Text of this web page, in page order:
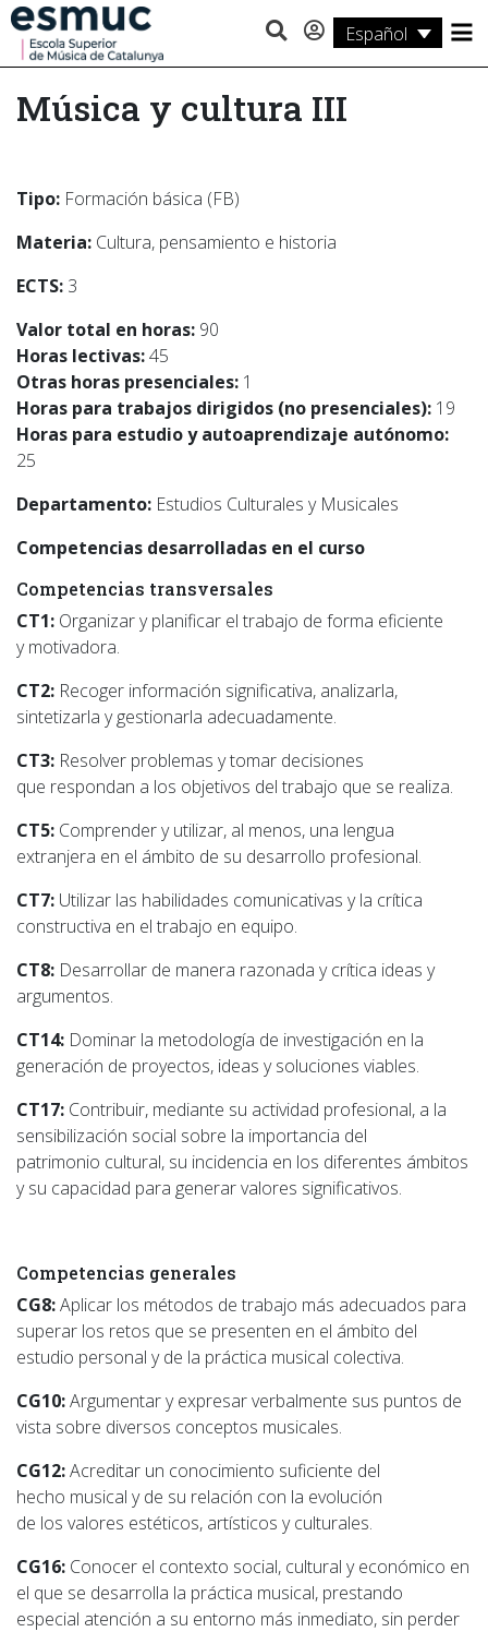
Español
Estudios
Investigación
Actividades
Música y cultura III
Tipo: Formación básica (FB)
Materia: Cultura, pensamiento e historia
ECTS: 3
Valor total en horas: 90
Horas lectivas:45
Otras horas presenciales: 1
Horas para trabajos dirigidos (no presenciales): 19
Horas para estudio y autoaprendizaje autónomo:
25
Departamento: Estudios Culturales y Musicales
Competencias desarrolladas en el curso
Competencias transversales
CT1: Organizar y planificar el trabajo de forma eficiente
y motivadora.
CT2: Recoger información significativa, analizarla,
sintetizarla y gestionarla adecuadamente.
CT3: Resolver problemas y tomar decisiones
que respondan a los objetivos del trabajo que se realiza.
CT5: Comprender y utilizar, al menos, una lengua
extranjera en el ámbito de su desarrollo profesional.
CT7: Utilizar las habilidades comunicativas y la crítica
constructiva en el trabajo en equipo.
CT8: Desarrollar de manera razonada y crítica ideas y
argumentos.
CT14: Dominar la metodología de investigación en la
generación de proyectos, ideas y soluciones viables.
CT17: Contribuir, mediante su actividad profesional, a la
sensibilización social sobre la importancia del
patrimonio cultural, su incidencia en los diferentes ámbitos
y su capacidad para generar valores significativos.
Competencias generales
CG8:Aplicar los métodos de trabajo más adecuados para
superar los retos que se presenten en el ámbito del
estudio personal y de la práctica musical colectiva.
CG10:Argumentar y expresar verbalmente sus puntos de
vista sobre diversos conceptos musicales.
CG12:Acreditar un conocimiento suficiente del
hecho musical y de su relación con la evolución
de los valores estéticos, artísticos y culturales.
CG16: Conocer el contexto social, cultural y económico en
el que se desarrolla la práctica musical, prestando
especial atención a su entorno más inmediato, sin perder